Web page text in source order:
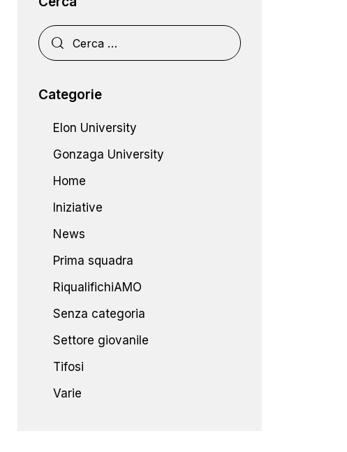
Categorie
Elon University
Gonzaga University
Home
Iniziative
News
Prima squadra
RiqualifichiAMO
Senza categoria
Settore giovanile
Tifosi
Varie